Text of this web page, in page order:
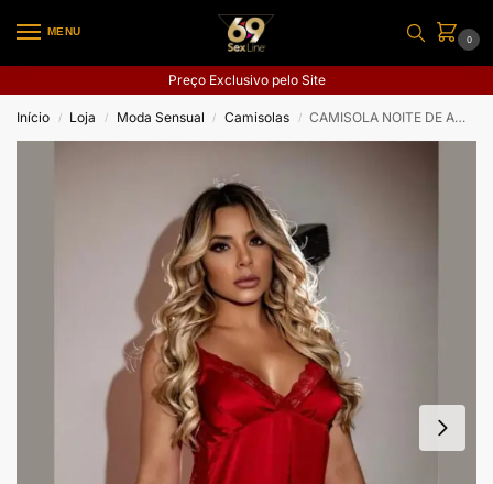
MENU
0
Preço Exclusivo pelo Site
Início / Loja / Moda Sensual / Camisolas / CAMISOLA NOITE DE AMOR